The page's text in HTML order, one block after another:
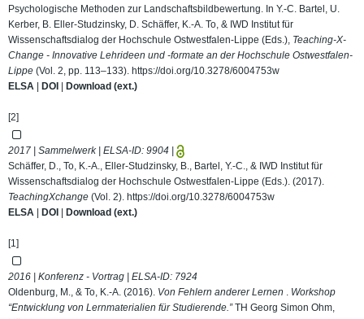
Psychologische Methoden zur Landschaftsbildbewertung. In Y.-C. Bartel, U.
Kerber, B. Eller-Studzinsky, D. Schäffer, K.-A. To, & IWD Institut für
Wissenschaftsdialog der Hochschule Ostwestfalen-Lippe (Eds.), Teaching-X-
Change - Innovative Lehrideen und -formate an der Hochschule Ostwestfalen-
Lippe (Vol. 2, pp. 113–133). https://doi.org/10.3278/6004753w
ELSA
DOI Download (ext.)
[2]
2017 | Sammelwerk | ELSA-ID: 9904
Schäffer, D., To, K.-A., Eller-Studzinsky, B., Bartel, Y.-C., & IWD Institut für
Wissenschaftsdialog der Hochschule Ostwestfalen-Lippe (Eds.). (2017).
TeachingXchange (Vol. 2). https://doi.org/10.3278/6004753w
ELSA
DOI Download (ext.)
[1]
2016 | Konferenz - Vortrag | ELSA-ID: 7924
Oldenburg, M., & To, K.-A. (2016). Von Fehlern anderer Lernen . Workshop
“Entwicklung von Lernmaterialien für Studierende.”TH Georg Simon Ohm,